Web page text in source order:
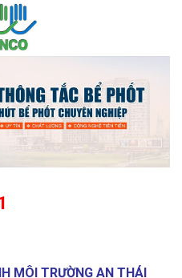
MÔI TRƯỜNG AN THÁI